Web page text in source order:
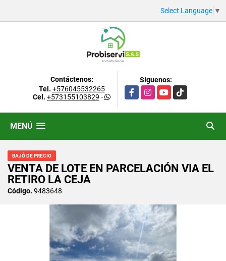
Select Language ▼
Contáctenos:
Tel. +576045532265
Cel. +573155103829 -
Síguenos:
FacebookInstagramYouTubeTikTok
MENÚ
BAJÓ DE PRECIO
VENTA DE LOTE EN PARCELACIÓN VIA EL
RETIRO LA CEJA
Código. 9483648